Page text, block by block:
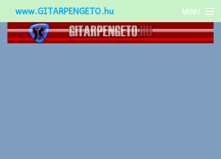
www.GITARPENGETO.hu MENU
Népszerű-